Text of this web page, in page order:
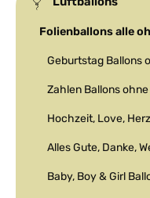
Folienballons alle
Geburtstag Ballons
Zahlen Ballons
Hochzeit, Love,
Alles Gute, Danke,
Baby, Boy & Girl